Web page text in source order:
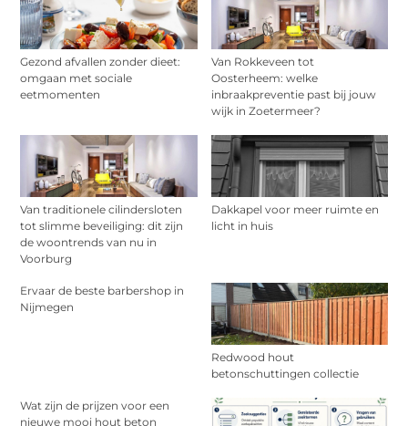
Gezond afvallen zonder dieet:
omgaan met sociale
eetmomenten
Van Rokkeveen tot
Oosterheem: welke
inbraakpreventie past bij jouw
wijk in Zoetermeer?
Van traditionele cilindersloten
tot slimme beveiliging: dit zijn
de woontrends van nu in
Voorburg
Dakkapel voor meer ruimte en
licht in huis
Ervaar de beste barbershop in
Nijmegen
Redwood hout
betonschuttingen collectie
Wat zijn de prijzen voor een
nieuwe mooi hout beton